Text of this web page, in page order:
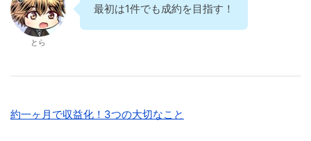
とら
最初は1件でも成約を目指す！
約一ヶ月で収益化！3つの大切なこと